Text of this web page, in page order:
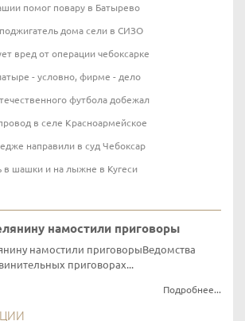
помог повару в Батырево
дома сели в СИЗО
вред от операции чебоксарке
- условно, фирме - дело
футбола добежал
в селе Красноармейское
направили в суд Чебоксар
в шашки и на лыжне в Кугеси
намостили приговоры
намостили приговорыВедомства
приговорах...
Подробнее...